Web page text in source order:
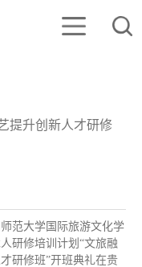
提升创新人才研修
范大学国际旅游文化学
研修培训计划“文旅融
研修班”开班典礼在贵